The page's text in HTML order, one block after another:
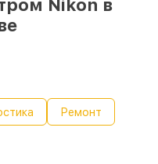
Nikon в
Ремонт